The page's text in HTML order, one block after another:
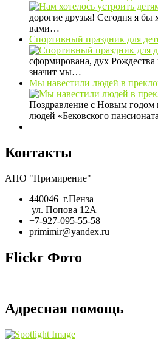
дорогие друзья! Сегодня я бы
вами…
Спортивный праздник для
сформирована, дух Рождества
значит мы…
Мы навестили людей в
Поздравление с Новым
людей «Бековского
Контакты
АНО "Примирение"
440046 г.Пенза
ул. Попова 12А
+7-927-095-55-58
primimir@yandex.ru
Flickr Фото
Адресная помощь